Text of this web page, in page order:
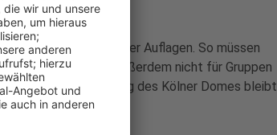
- unter Auflagen. So müssen
Der Einlass ist außerdem nicht für Gruppen
Die Turmbesteigung des Kölner Domes bleibt